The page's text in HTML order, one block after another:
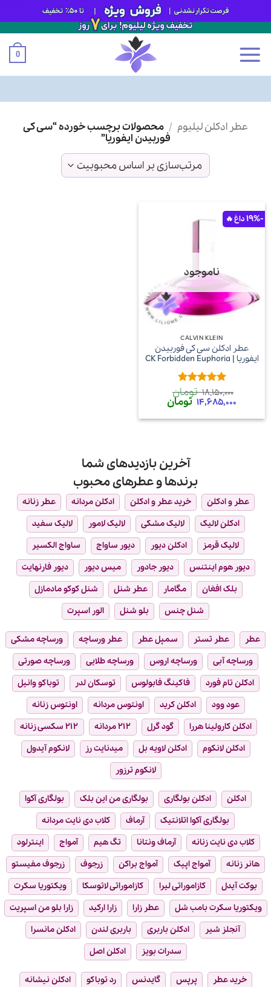
0
عطر ادکلن لیلیوم / محصولات برچسب خورده “سی کی
فوربیدن ایفوریا”
-19%
ناموجود
CALVIN KLEIN
عطر ادکلن سی کی فوربیدن
ایفوریا | CK Forbidden Euphoria
امتیاز5از
5
18,150,000 تومان
قیمت
اصلی
18,150,000 تومان
بود.
14,685,000 تومان
است.
آخرین بازدیدهای شما
برندها و عطرهای محبوب
عطر و ادکلن خرید عطر و ادکلن ادکلن مردانه
عطر زنانه
ادکلن لالیک
لالیک مشکی لالیک لامور
لالیک سفید
لالیک قرمز
ادکلن دیور دیور ساواج
ساواج الکسیر
دیور هوم اینتنس
دیور جادور میس دیور
دیور فارنهایت
بلک افغان
مگامار عطر شنل
شنل کوکو مادمازل
شنل چنس
بلو شنل الور اسپرت
عطر عطر تستر سمپل عطر عطر ورساچه
ورساچه مشکی
ورساچه آبی
ورساچه اروس ورساچه طلایی
ورساچه صورتی
ادکلن تام فورد
فاکینگ فابولوس توسکان لدر
توباکو وانیل
عود وود
ادکلن کرید اونتوس مردانه
اونتوس زنانه
ادکلن کارولینا هررا
گود گرل ۲۱۲ مردانه
۲۱۲ سکسی زنانه
ادکلن لانکوم
ادکلن لاویه بل میدنایت رز
لانکوم آیدول
لانکوم ترزور
ادکلن ادکلن بولگاری بولگاری من این بلک
بولگاری آکوا
بولگاری آکوا اتلانتیک
آرماف
کلاب دی نایت مردانه
کلاب دی نایت زنانه
آرماف ونتانا تگ هیم آمواج
اینترلود
هانر زنانه
آمواج اپیک آمواج براکن زرجوف
زرجوف مفیستو
بوکت آیدل
کازاموراتی لیرا کازاموراتی لاتوسکا
ویکتوریا سکرت
ویکتوریا سکرت بامب شل
عطر زارا زارا ارکید
زارا بلو من اسپریت
آنجلز شیر
ادکلن باربری باربری لندن
ادکلن مانسرا
سدرات بویز
ادکلن اصل
خرید عطر پرپس گایدنس رد توباکو
ادکلن نیشانه